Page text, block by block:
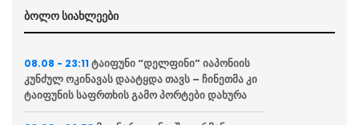
ბოლო სიახლეები
08.08 - 23:11 ტაიფუნი “დელფინი” იაპონიის
კუნძულ ოკინავას დაატყდა თავს – ჩინეთმა კი
ტაიფუნის საფრთხის გამო პორტები დახურა